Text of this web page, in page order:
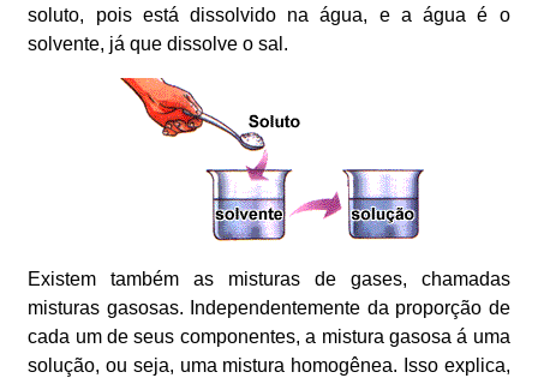
soluto, pois está dissolvido na água, e a água é o
solvente, já que dissolve o sal.
Existem também as misturas de gases, chamadas
misturas gasosas. Independentemente da proporção de
cada um de seus componentes, a mistura gasosa á uma
solução, ou seja, uma mistura homogênea. Isso explica,